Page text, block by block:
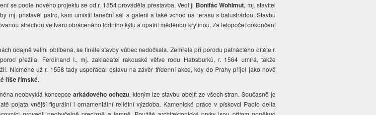
se podle nového projektu se od r. 1554 prováděla přestavba. Vedl ji Bonifác Wohlmut, mj. stavitel
mj. přistavěl patro, kam umístil taneční sál a galerii a také vchod na terasu s balustrádou. Stavbu
střechou ve tvaru obráceného lodního kýlu a opatřil měděnou krytinou. Za letopočet dokončení
údajně velmi oblíbená, se finále stavby vůbec nedočkala. Zemřela při porodu patnáctého dítěte r.
přežila. Ferdinand I., mj. zakladatel rakouské větve rodu Habsburků, r. 1564 umírá, takže
Nicméně už r. 1558 tady uspořádal oslavu na závěr třídenní akce, kdy do Prahy přijel jako nově
říše římské.
neobvyklá koncepce arkádového ochozu, kterým lze stavbu obejít ze všech stran. Současně je
pojata vnější figurální i ornamentální reliéfní výzdoba. Kamenické práce v pískovci Paolo della